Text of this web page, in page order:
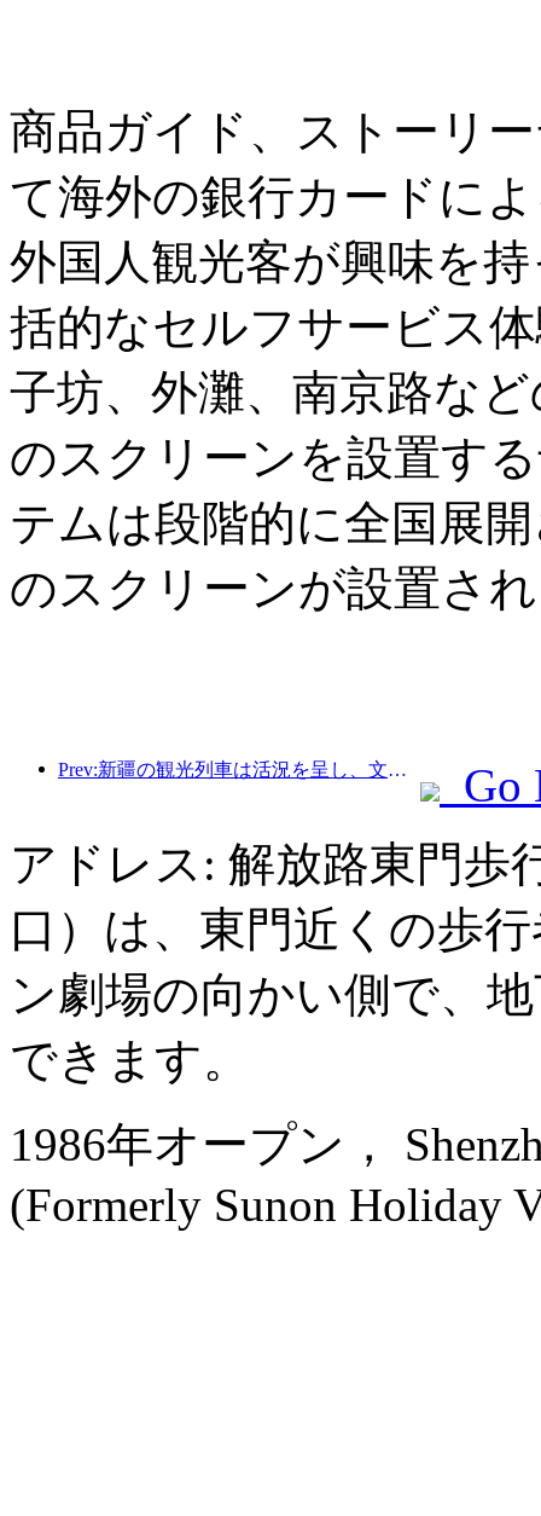
商品ガイド、ストーリ
て海外の銀行カードに
外国人観光客が興味を
括的なセルフサービス
子坊、外灘、南京路な
のスクリーンを設置す
テムは段階的に全国展
のスクリーンが設置さ
Prev:新疆の観光列車は活況を呈し、文化と観光経済を活性化させている。
Go
アドレス: 解放路東門歩
口）は、東門近くの歩
ン劇場の向かい側で、
できます。
1986年オープン，
(Formerly Sunon Holiday